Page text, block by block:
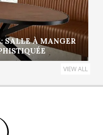
SALLE À MANGER
VIEW ALL